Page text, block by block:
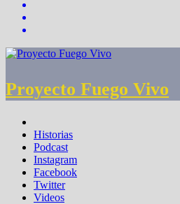
Proyecto Fuego Vivo
Historias
Podcast
Instagram
Facebook
Twitter
Videos